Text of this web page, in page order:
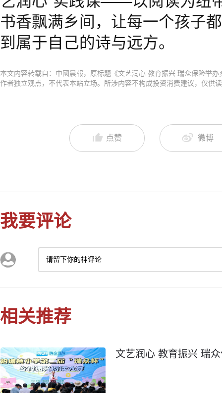
书香飘满乡间，让每一个孩子
到属于自己的诗与远方。
本文内容转载自：中國晨報，原标题《文艺润心 教育振兴 瑞众保险举
作者独立观点，不代表本站立场。所涉内容不构成投资消费建议，仅供
点赞 微博
我要评论
请留下你的神评论
相关推荐
文艺润心 教育振兴 瑞